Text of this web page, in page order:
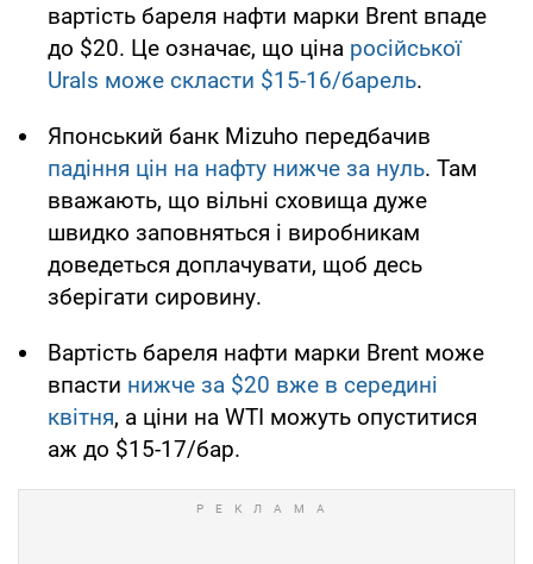
вартість бареля нафти марки Brent впаде
до $20. Це означає, що ціна російської
Urals може скласти $15-16/барель.
Японський банк Mizuho передбачив
падіння цін на нафту нижче за нуль. Там
вважають, що вільні сховища дуже
швидко заповняться і виробникам
доведеться доплачувати, щоб десь
зберігати сировину.
Вартість бареля нафти марки Brent може
впасти нижче за $20 вже в середині
квітня, а ціни на WTI можуть опуститися
аж до $15-17/бар.